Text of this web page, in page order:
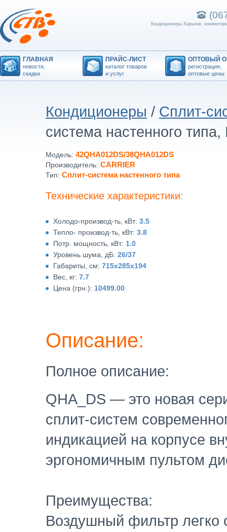
Кондиционеры Харьков,
ГЛАВНАЯ
новости,
скидки
ПРАЙС-ЛИСТ
каталог товаров
и услуг
ОПТОВЫЙ
регистрация,
оптовые цены
Кондиционеры / Сплит-
система настенного
Модель: 42QHA012DS/38QHA012DS
Производитель: CARRIER
Тип: Сплит-система настенного типа
Технические характеристики:
Холодо-производ-ть, кВт: 3.5
Тепло- производ-ть, кВт: 3.8
Потр. мощность, кВт: 1.0
Уровень шума, дБ: 26/37
Габариты, см: 715х285х194
Вес, кг: 7.7
Цена (грн.): 10499.00
Описание:
Полное описание:
QHA_DS — это новая
сплит-систем
индикацией на корпусе
эргономичным пультом
Преимущества:
Воздушный фильтр легко